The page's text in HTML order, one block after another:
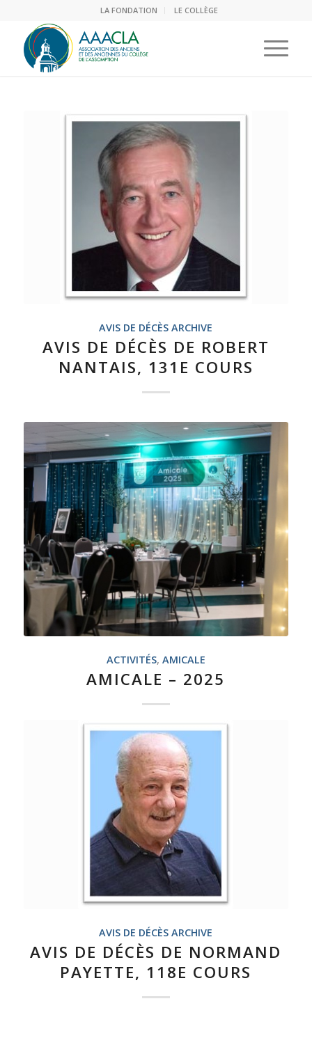
LA FONDATION LE COLLÈGE
AVIS DE DÉCÈS ARCHIVE
AVIS DE DÉCÈS DE ROBERT
NANTAIS, 131E COURS
ACTIVITÉS, AMICALE
AMICALE – 2025
AVIS DE DÉCÈS ARCHIVE
AVIS DE DÉCÈS DE NORMAND
PAYETTE, 118E COURS